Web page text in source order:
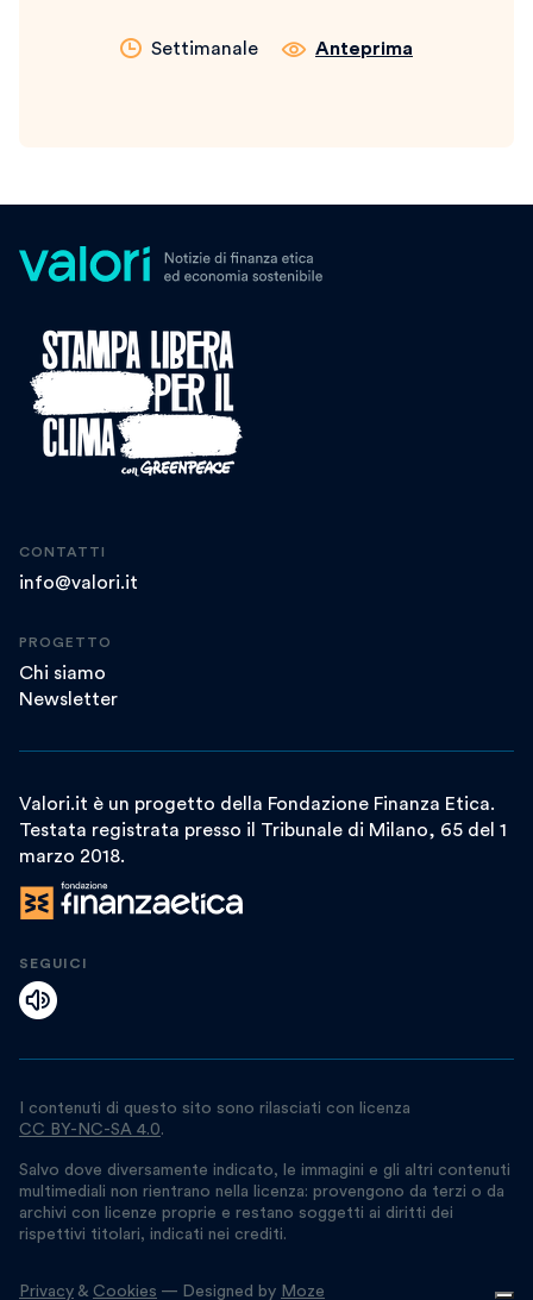
Settimanale Anteprima
CONTATTI
info@valori.it
PROGETTO
Chi siamo
Newsletter
Valori.it è un progetto della Fondazione Finanza Etica.
Testata registrata presso il Tribunale di Milano, 65 del 1
marzo 2018.
SEGUICI
I contenuti di questo sito sono rilasciati con licenza
CC BY-NC-SA 4.0.
Salvo dove diversamente indicato, le immagini e gli altri contenuti
multimediali non rientrano nella licenza: provengono da terzi o da
archivi con licenze proprie e restano soggetti ai diritti dei
rispettivi titolari, indicati nei crediti.
Privacy & Cookies — Designed by Moze